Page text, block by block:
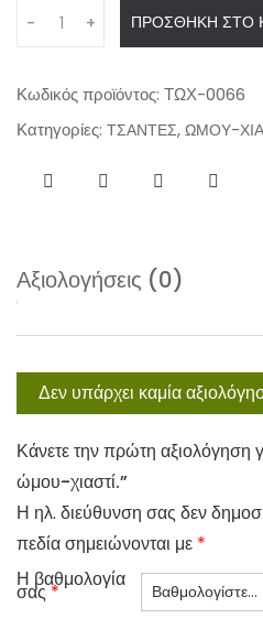
n
i
- + ΠΡΟΣΘΉΚΗ ΣΤΟ
Κωδικός προϊόντος: ΤΩΧ-0066
Κατηγορίες: ΤΣΑΝΤΕΣ, ΩΜΟΥ-
Αξιολογήσεις (0)
Δεν υπάρχει καμία
Κάνετε την πρώτη αξιολόγηση
ώμου-χιαστί.”
Η ηλ. διεύθυνση σας δεν
πεδία σημειώνονται με *
Η βαθμολογία
σας*